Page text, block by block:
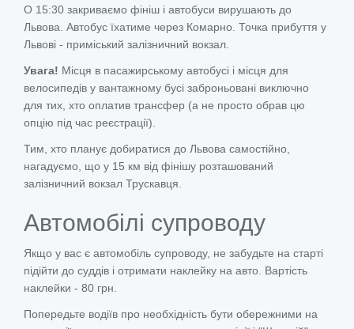
О 15:30 закриваємо фініш і автобуси вирушають до
Львова. Автобус їхатиме через Комарно. Точка прибуття у
Львові - приміський залізничний вокзал.
Увага! Місця в пасажирському автобусі і місця для
велосипедів у вантажному бусі заброньовані виключно
для тих, хто оплатив трансфер (а не просто обрав цю
опцію під час реєстрації).
Тим, хто планує добиратися до Львова самостійно,
нагадуємо, що у 15 км від фінішу розташований
залізничний вокзал Трускавця.
Автомобілі супроводу
Якщо у вас є автомобіль супроводу, не забудьте на старті
підійти до суддів і отримати наклейку на авто. Вартість
наклейки - 80 грн.
Попередьте водіїв про необхідність бути обережними на